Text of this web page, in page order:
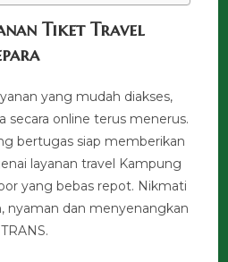
Tiket Travel
yang mudah diakses,
secara online terus menerus.
bertugas siap memberikan
layanan travel Kampung
yang bebas repot. Nikmati
nyaman dan menyenangkan